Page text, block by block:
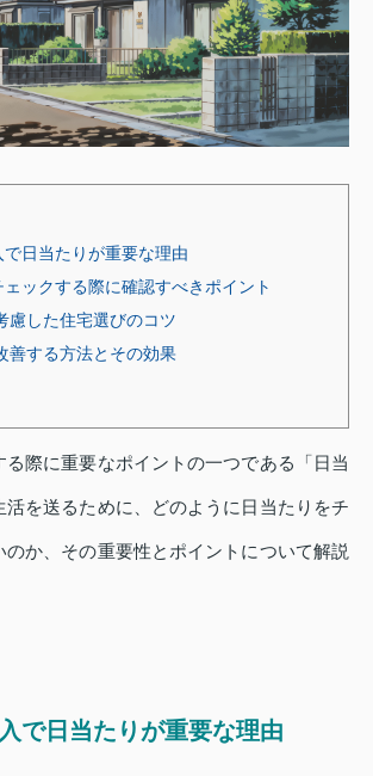
で日当たりが重要な理由
ェックする際に確認すべきポイント
慮した住宅選びのコツ
善する方法とその効果
際に重要なポイントの一つである「日当
活を送るために、どのように日当たりをチ
のか、その重要性とポイントについて解説
で日当たりが重要な理由